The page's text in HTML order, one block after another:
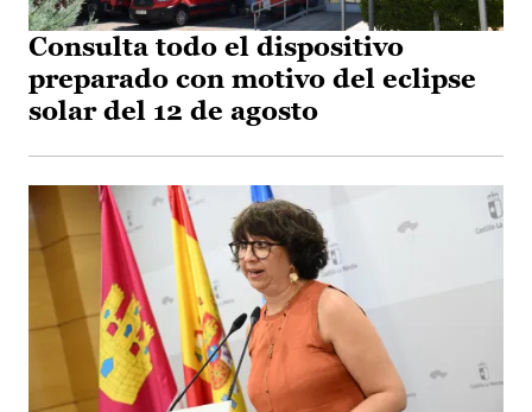
Consulta todo el dispositivo
preparado con motivo del eclipse
solar del 12 de agosto